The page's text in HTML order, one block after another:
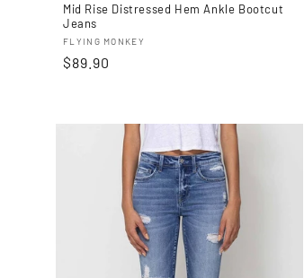
Mid Rise Distressed Hem Ankle Bootcut
Jeans
Proveedor:
FLYING MONKEY
Precio
$89.90